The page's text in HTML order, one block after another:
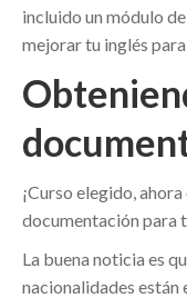
incluido un módulo
mejorar tu inglés
¡Curso elegido,
documentación para
La buena noticia es
nacionalidades están